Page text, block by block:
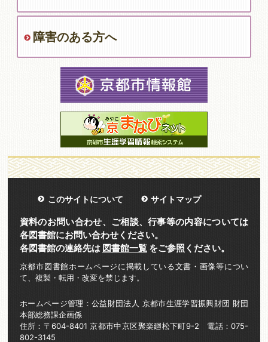
障害のある方へ
このサイトについて サイトマップ
資料のお問い合わせ、ご相談、行事等の内容については
各図書館にお問い合わせください。
各図書館の連絡先は 図書館一覧をご参照ください。
京都市図書館ホームページに掲載している文書・画像等につい
て、複製・転用・改変を禁じます。
ホームページ管理：公益財団法人 京都市生涯学習振興財団 財団
本部総務課企画係
住所：〒604-8401 京都市中京区聚楽廻松下町9-2 電話：075-
802-3145